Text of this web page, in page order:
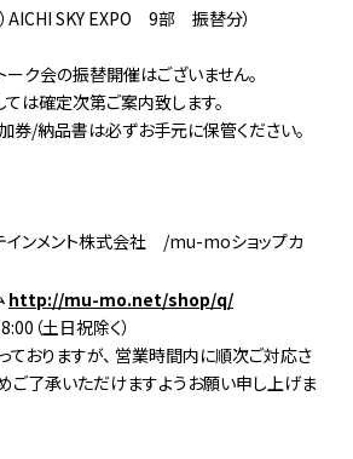
）AICHI SKY EXPO 9部 振替分）
ク会の振替開催はございません。
は確定次第ご案内致します。
券/納品書は必ずお手元に保管ください。
インメント株式会社 /mu-moショップカ
http://mu-mo.net/shop/q/
（土日祝除く）
おりますが、 営業時間内に順次ご対応さ
ご了承いただけますようお願い申し上げま